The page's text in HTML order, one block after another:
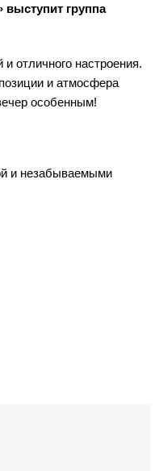
выступит группа
отличного настроения.
и атмосфера
особенным!
и незабываемыми